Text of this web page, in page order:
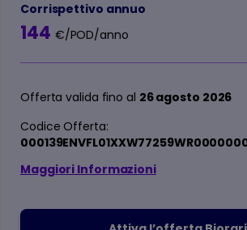
Corrispettivo annuo
144 €/POD/anno
Offerta valida fino al 26 agosto 2026
Codice Offerta:
Maggiori Informazioni